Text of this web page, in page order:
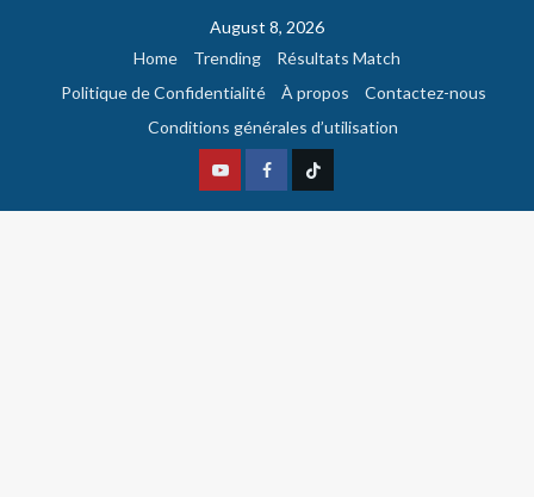
August 8, 2026
Home
Trending
Résultats Match
Politique de Confidentialité
À propos
Contactez-nous
Conditions générales d’utilisation